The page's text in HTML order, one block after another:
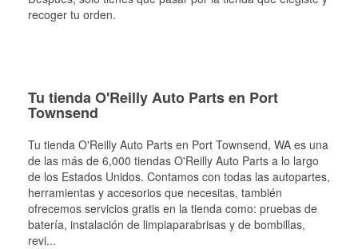
recoger tu orden.
Tu tienda O'Reilly Auto Parts en Port
Townsend
Tu tienda O'Reilly Auto Parts en Port Townsend, WA es una
de las más de 6,000 tiendas O'Reilly Auto Parts a lo largo
de los Estados Unidos. Contamos con todas las autopartes,
herramientas y accesorios que necesitas, también
ofrecemos servicios gratis en la tienda como: pruebas de
batería, instalación de limpiaparabrisas y de bombillas,
revi...